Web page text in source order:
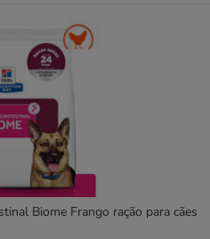
Biome Frango ração para cães